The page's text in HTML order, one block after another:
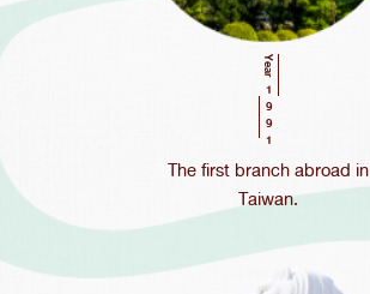
Year
1991
The first branch abroad in
Taiwan.